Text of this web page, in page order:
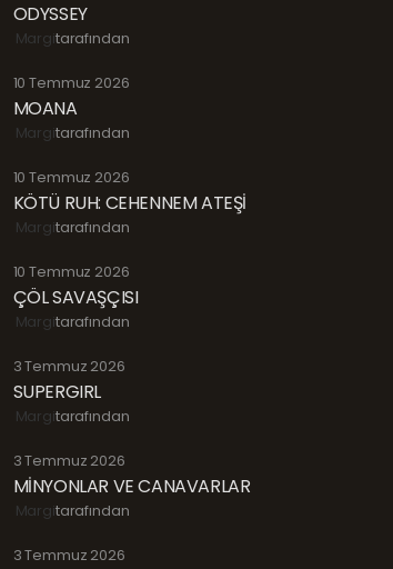
ODYSSEY
Margitarafından
10 Temmuz 2026
MOANA
Margitarafından
10 Temmuz 2026
KÖTÜ RUH: CEHENNEM ATEŞİ
Margitarafından
10 Temmuz 2026
ÇÖL SAVAŞÇISI
Margitarafından
3 Temmuz 2026
SUPERGIRL
Margitarafından
3 Temmuz 2026
MİNYONLAR VE CANAVARLAR
Margitarafından
3 Temmuz 2026